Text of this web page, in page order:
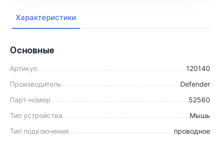
Характеристики
Основные
Артикул
120140
Производитель
Defender
Парт-номер
52560
Тип устройства
Мышь
Тип подключения
проводное